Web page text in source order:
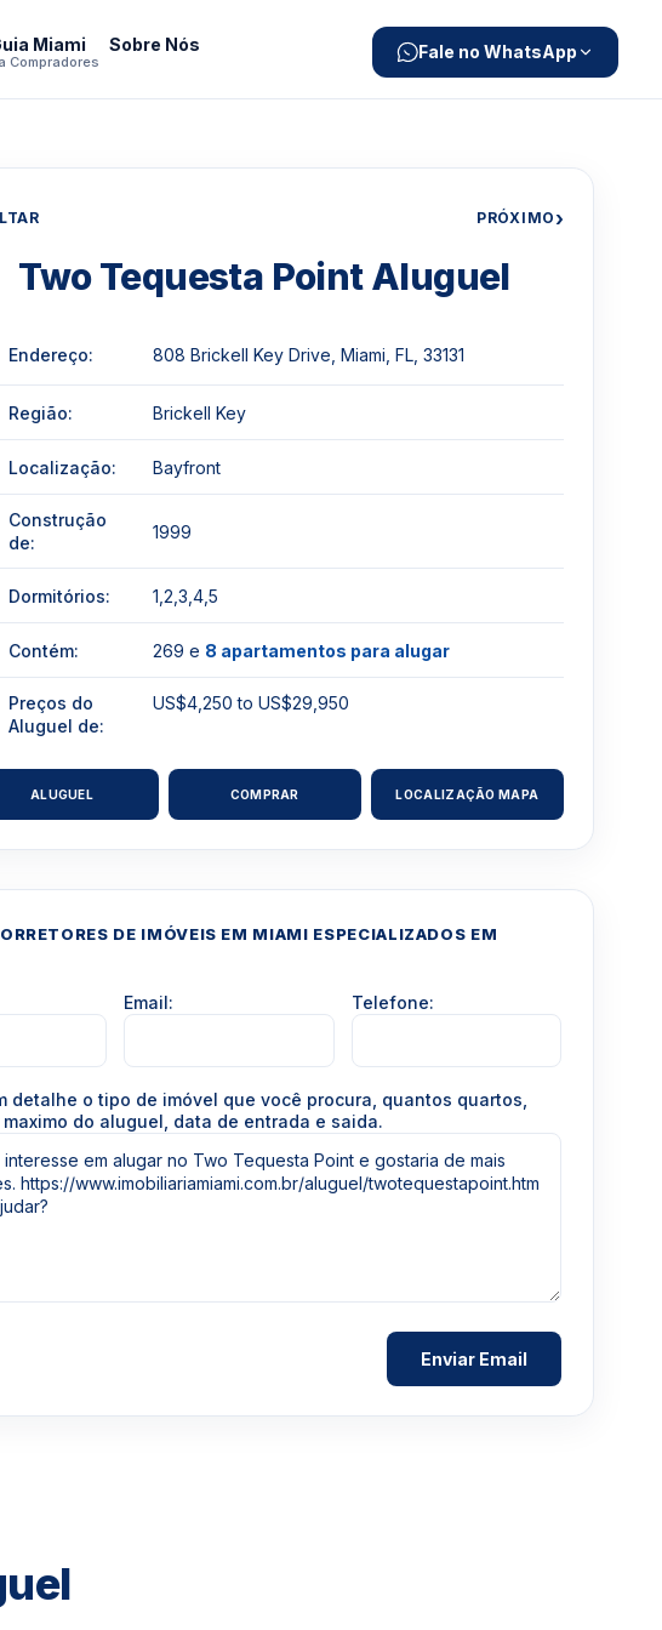
Miami
Compradores
Sobre Nós Fale no WhatsApp
PRÓXIMO›
Two Tequesta Point Aluguel
Endereço: 808 Brickell Key Drive, Miami, FL, 33131
Região: Brickell Key
Localização: Bayfront
Construção
de:
1999
Dormitórios: 1,2,3,4,5
Contém: 269 e 8 apartamentos para alugar
Preços do
Aluguel de:
US$4,250 to US$29,950
ALUGUEL COMPRAR LOCALIZAÇÃO MAPA
DE IMÓVEIS EM MIAMI ESPECIALIZADOS EM
Email: Telefone:
detalhe o tipo de imóvel que você procura, quantos quartos,
do aluguel, data de entrada e saida.